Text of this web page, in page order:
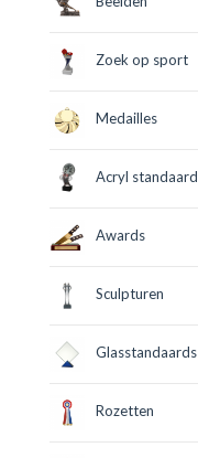
Zoek op sport
Medailles
Acryl standaard
Awards
Sculpturen
Glasstandaards
Rozetten